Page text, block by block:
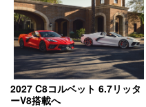
2027 C8コルベット 6.7リッタ
ーV8搭載へ